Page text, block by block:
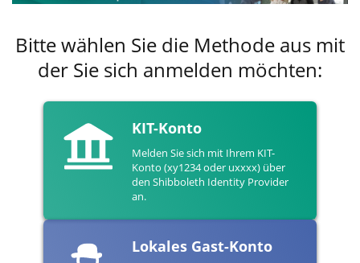
Bitte wählen Sie die Methode aus mit
der Sie sich anmelden möchten:
KIT-Konto
Melden Sie sich mit Ihrem KIT-
Konto (xy1234 oder uxxxx) über
den Shibboleth Identity Provider
an.
Lokales Gast-Konto